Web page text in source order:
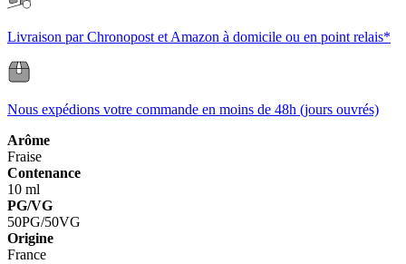
Livraison par Chronopost et Amazon à domicile ou en point relais*
Nous expédions votre commande en moins de 48h (jours ouvrés)
Arôme
Fraise
Contenance
10 ml
PG/VG
50PG/50VG
Origine
France